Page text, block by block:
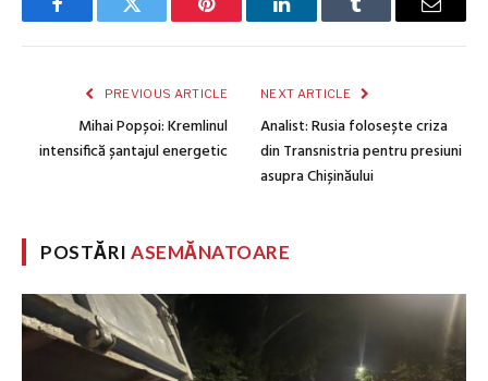
FacebookTwitter Pinterest LinkedInTumblr Email
PREVIOUS ARTICLE
Mihai Popșoi: Kremlinul
intensifică șantajul energetic
NEXT ARTICLE
Analist: Rusia folosește criza
din Transnistria pentru presiuni
asupra Chișinăului
POSTĂRIASEMĂNATOARE